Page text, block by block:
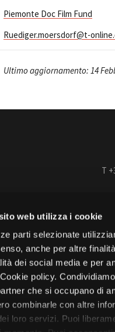
web utilizza i cookie
parti selezionate
anche per altre
dei social media e per
policy.
che si occupano di
combinarle con altre
loro servizi. Puoi
Piemonte Doc Film Fund
Ruediger.moersdorf@t-
Ultimo aggiornamento: 14
T
Facebook
Città di Torino